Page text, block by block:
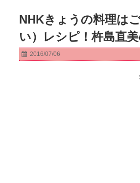
NHKきょうの料理は
い）レシピ！杵島直
2016/07/06